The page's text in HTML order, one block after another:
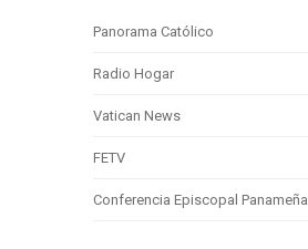
Panorama Católico
Radio Hogar
Vatican News
FETV
Conferencia Episcopal Panameña